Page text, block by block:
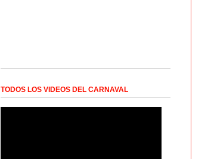
TODOS LOS VIDEOS DEL CARNAVAL